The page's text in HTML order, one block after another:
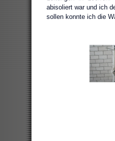
abisoliert war und ich
sollen konnte ich die